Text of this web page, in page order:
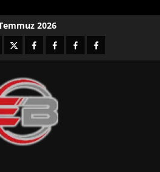
2026
twitterfacebook-Facebook-
Facebook-Facebook-